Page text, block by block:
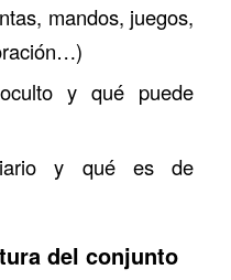
mandos, juegos,
y qué puede
y qué es de
del conjunto